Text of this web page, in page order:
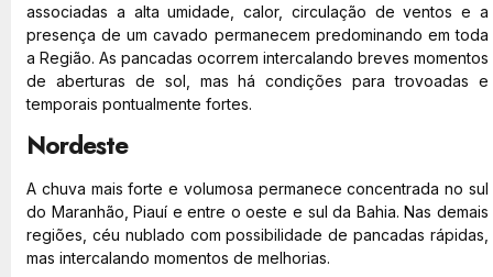
associadas a alta umidade, calor, circulação de ventos e a
presença de um cavado permanecem predominando em toda
a Região. As pancadas ocorrem intercalando breves momentos
de aberturas de sol, mas há condições para trovoadas e
temporais pontualmente fortes.
Nordeste
A chuva mais forte e volumosa permanece concentrada no sul
do Maranhão, Piauí e entre o oeste e sul da Bahia. Nas demais
regiões, céu nublado com possibilidade de pancadas rápidas,
mas intercalando momentos de melhorias.